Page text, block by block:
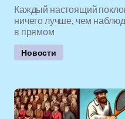
Каждый настоящий
ничего лучше, чем
в прямом
Новости